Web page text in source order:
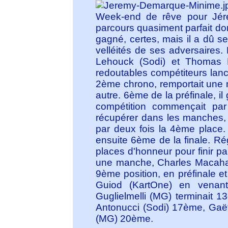
Week-end de rêve pour
parcours quasiment parfait
gagné, certes, mais il a dû
velléités de ses
Lehouck (Sodi) et
redoutables compétiteurs
2ème chrono, remportait
autre. 6ème de la préfinale,
compétition commençait
récupérer dans les
par deux fois la 4ème
ensuite 6ème de la finale.
places d'honneur pour finir
une manche, Charles
9ème position, en préfinale
Guiod (KartOne) en
Guglielmelli (MG) terminait
Antonucci (Sodi) 17ème,
(MG) 20ème.